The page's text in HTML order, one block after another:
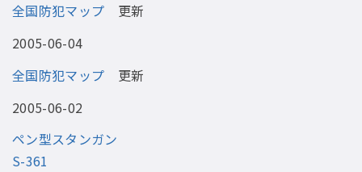
全国防犯マップ 更新
2005-06-04
全国防犯マップ 更新
2005-06-02
ペン型スタンガン
S-361